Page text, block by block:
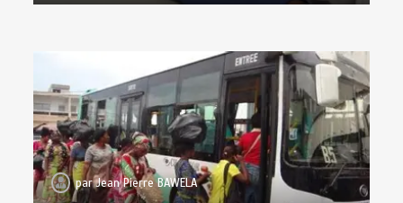
parJean Pierre BAWELA